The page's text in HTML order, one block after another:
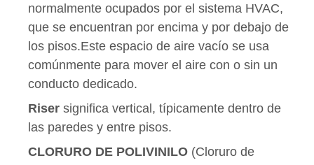
normalmente ocupados por el sistema HVAC,
que se encuentran por encima y por debajo de
los pisos.Este espacio de aire vacío se usa
comúnmente para mover el aire con o sin un
conducto dedicado.
Riser significa vertical, típicamente dentro de
las paredes y entre pisos.
CLORURO DE POLIVINILO (Cloruro de